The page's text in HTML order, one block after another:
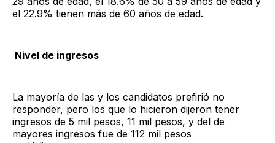
el 22.9% tienen más de 60 años de edad.
Nivel de ingresos
La mayoría de las y los candidatos prefirió no
responder, pero los que lo hicieron dijeron tener
ingresos de 5 mil pesos, 11 mil pesos, y del de
mayores ingresos fue de 112 mil pesos